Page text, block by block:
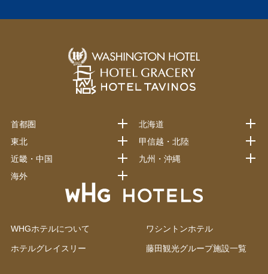
WHGホテルについて ワシントンホテル
ホテルグレイスリー 藤田観光グループ施設一覧
首都圏
北海道
東北
甲信越・北陸
近畿・中国
九州・沖縄
海外